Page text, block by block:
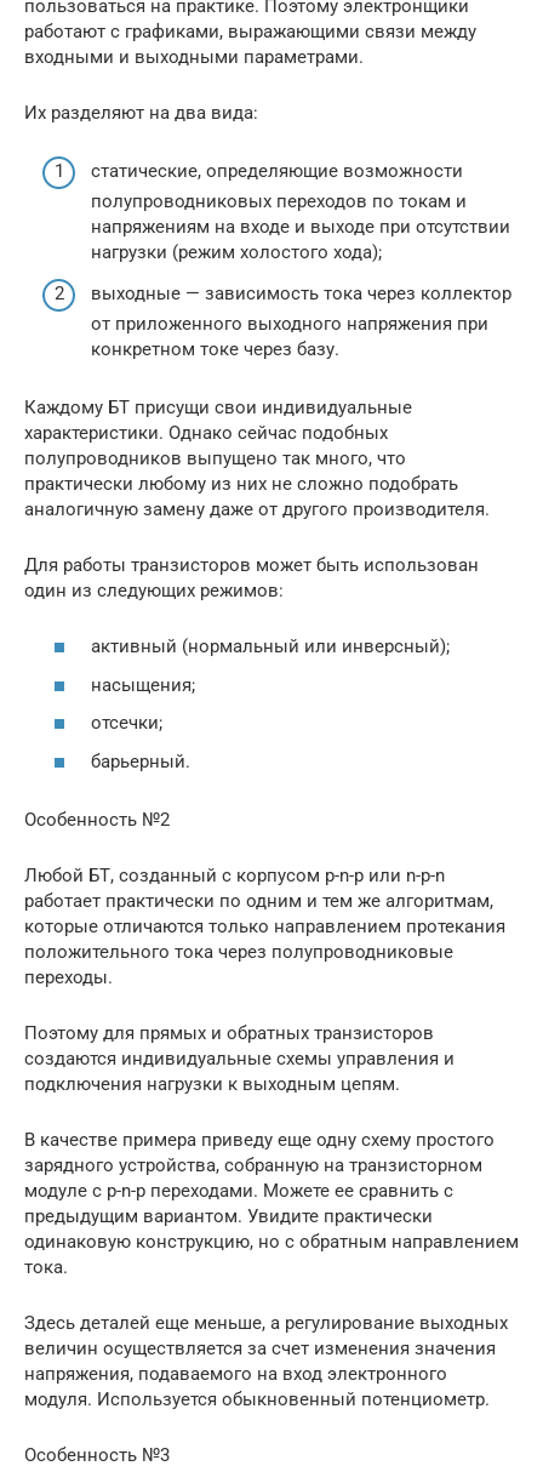
пользоваться на практике. Поэтому электронщики
работают с графиками, выражающими связи между
входными и выходными параметрами.
Их разделяют на два вида:
статические, определяющие возможности
полупроводниковых переходов по токам и
напряжениям на входе и выходе при отсутствии
нагрузки (режим холостого хода);
выходные — зависимость тока через коллектор
от приложенного выходного напряжения при
конкретном токе через базу.
Каждому БТ присущи свои индивидуальные
характеристики. Однако сейчас подобных
полупроводников выпущено так много, что
практически любому из них не сложно подобрать
аналогичную замену даже от другого производителя.
Для работы транзисторов может быть использован
один из следующих режимов:
активный (нормальный или инверсный);
насыщения;
отсечки;
барьерный.
Особенность №2
Любой БТ, созданный с корпусом p-n-p или n-p-n
работает практически по одним и тем же алгоритмам,
которые отличаются только направлением протекания
положительного тока через полупроводниковые
переходы.
Поэтому для прямых и обратных транзисторов
создаются индивидуальные схемы управления и
подключения нагрузки к выходным цепям.
В качестве примера приведу еще одну схему простого
зарядного устройства, собранную на транзисторном
модуле с p-n-p переходами. Можете ее сравнить с
предыдущим вариантом. Увидите практически
одинаковую конструкцию, но с обратным направлением
тока.
Здесь деталей еще меньше, а регулирование выходных
величин осуществляется за счет изменения значения
напряжения, подаваемого на вход электронного
модуля. Используется обыкновенный потенциометр.
Особенность №3